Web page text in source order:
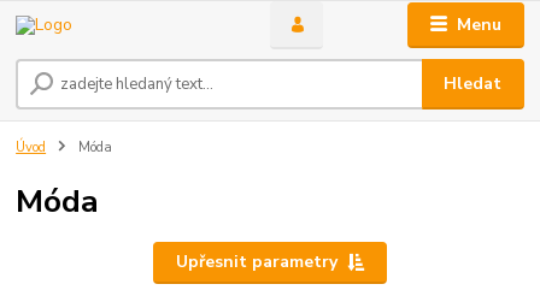
Menu
Hledat
Úvod Móda
Móda
Upřesnit parametry